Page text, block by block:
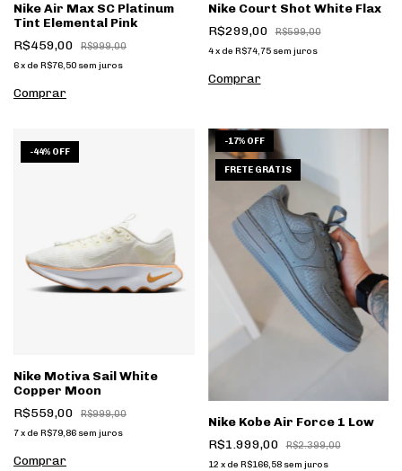
Nike Air Max SC Platinum
Tint Elemental Pink
R$459,00
R$999,00
6x de R$76,50 sem juros
Comprar
Nike Court Shot White Flax
R$299,00
R$599,00
4 x de R$74,75 sem juros
Comprar
1/6
-44% OFF
Nike Motiva Sail White
Copper Moon
R$559,00
R$999,00
7x de R$79,86 sem juros
Comprar
1/9
-17% OFF
FRETE GRÁTIS
Nike Kobe Air Force 1 Low
R$1.999,00
R$2.399,00
12 x de R$166,58 sem juros